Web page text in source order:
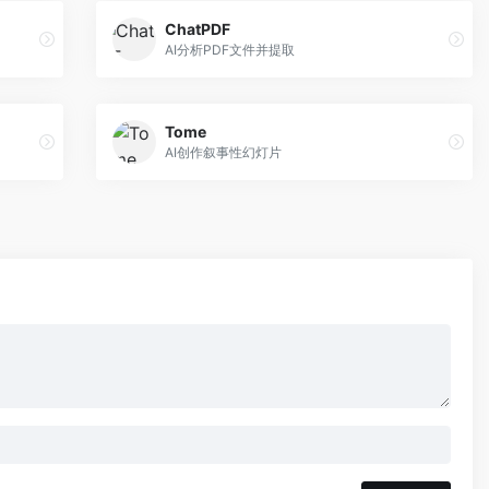
ChatPDF
AI分析PDF文件并提取
Tome
AI创作叙事性幻灯片